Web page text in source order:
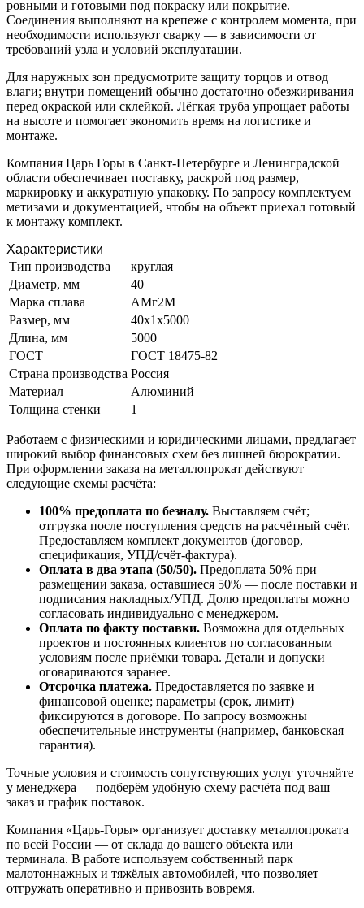
ровными и готовыми под покраску или покрытие.
Соединения выполняют на крепеже с контролем момента, при
необходимости используют сварку — в зависимости от
требований узла и условий эксплуатации.
Для наружных зон предусмотрите защиту торцов и отвод
влаги; внутри помещений обычно достаточно обезжиривания
перед окраской или склейкой. Лёгкая труба упрощает работы
на высоте и помогает экономить время на логистике и
монтаже.
Компания Царь Горы в Санкт-Петербурге и Ленинградской
области обеспечивает поставку, раскрой под размер,
маркировку и аккуратную упаковку. По запросу комплектуем
метизами и документацией, чтобы на объект приехал готовый
к монтажу комплект.
Характеристики
Тип производства
круглая
Диаметр, мм
40
Марка сплава
АМг2М
Размер, мм
40х1х5000
Длина, мм
5000
ГОСТ
ГОСТ 18475-82
Страна производства Россия
Материал
Алюминий
Толщина стенки
1
Работаем с физическими и юридическими лицами, предлагает
широкий выбор финансовых схем без лишней бюрократии.
При оформлении заказа на металлопрокат действуют
следующие схемы расчёта:
100% предоплата по безналу. Выставляем счёт;
отгрузка после поступления средств на расчётный счёт.
Предоставляем комплект документов (договор,
спецификация, УПД/счёт-фактура).
Оплата в два этапа (50/50). Предоплата 50% при
размещении заказа, оставшиеся 50% — после поставки и
подписания накладных/УПД. Долю предоплаты можно
согласовать индивидуально с менеджером.
Оплата по факту поставки. Возможна для отдельных
проектов и постоянных клиентов по согласованным
условиям после приёмки товара. Детали и допуски
оговариваются заранее.
Отсрочка платежа. Предоставляется по заявке и
финансовой оценке; параметры (срок, лимит)
фиксируются в договоре. По запросу возможны
обеспечительные инструменты (например, банковская
гарантия).
Точные условия и стоимость сопутствующих услуг уточняйте
у менеджера — подберём удобную схему расчёта под ваш
заказ и график поставок.
Компания «Царь-Горы» организует доставку металлопроката
по всей России — от склада до вашего объекта или
терминала. В работе используем собственный парк
малотоннажных и тяжёлых автомобилей, что позволяет
отгружать оперативно и привозить вовремя.